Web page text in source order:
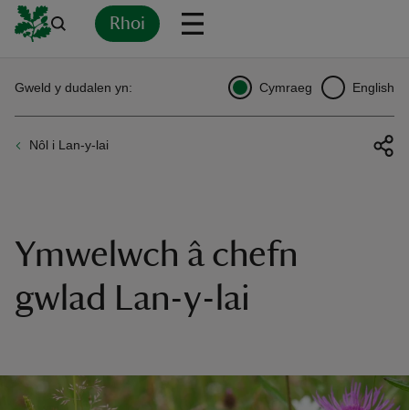
Rhoi
Nôl i Lan-y-lai
Gweld y dudalen yn: Cymraeg English
Ymwelwch â chefn
gwlad Lan-y-lai